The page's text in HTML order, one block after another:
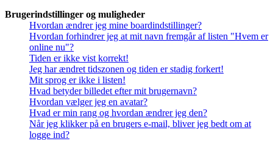
Brugerindstillinger og muligheder
Hvordan ændrer jeg mine boardindstillinger?
Hvordan forhindrer jeg at mit navn fremgår af listen "Hvem er
online nu"?
Tiden er ikke vist korrekt!
Jeg har ændret tidszonen og tiden er stadig forkert!
Mit sprog er ikke i listen!
Hvad betyder billedet efter mit brugernavn?
Hvordan vælger jeg en avatar?
Hvad er min rang og hvordan ændrer jeg den?
Når jeg klikker på en brugers e-mail, bliver jeg bedt om at
logge ind?